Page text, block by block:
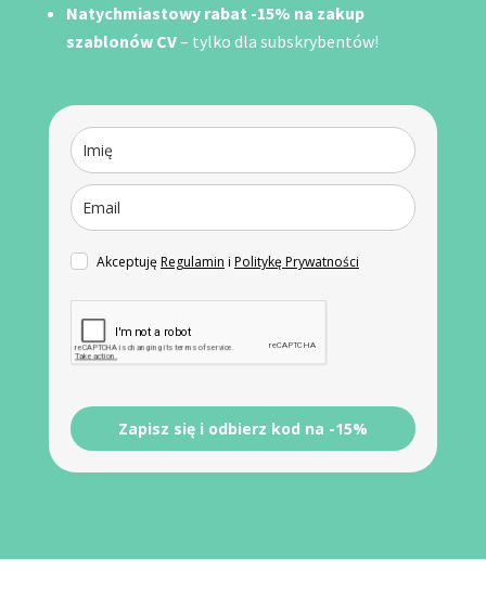
Natychmiastowy rabat -15% na zakup
szablonów CV– tylko dla subskrybentów!
AkceptujęRegulamin i Politykę Prywatności
Zapisz się i odbierz kod na -15%